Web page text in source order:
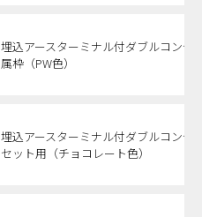
埋込アースターミナル付ダブルコンセ
属枠（PW色）
埋込アースターミナル付ダブルコンセ
セット用（チョコレート色）